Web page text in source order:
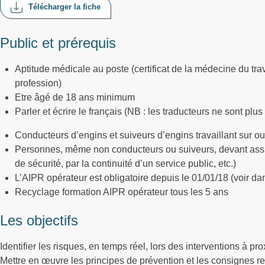
Télécharger la fiche
Public et prérequis
Aptitude médicale au poste (certificat de la médecine du
profession)
Etre âgé de 18 ans minimum
Parler et écrire le français (NB : les traducteurs ne sont
Conducteurs d’engins et suiveurs d’engins travaillant sur
Personnes, même non conducteurs ou suiveurs, devant
de sécurité, par la continuité d’un service public, etc.)
L’AIPR opérateur est obligatoire depuis le 01/01/18 (voir
Recyclage formation AIPR opérateur tous les 5 ans
Les objectifs
Identifier les risques, en temps réel, lors des interventions à
Mettre en œuvre les principes de prévention et les consignes